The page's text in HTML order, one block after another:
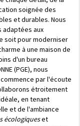
soignée des
et durables. Nous
aux
soit pour moderniser
à une maison de
d'un bureau
(PGE), nous
par l'écoute
étroitement
en tenant
et de l'ambiance
écologiqueset